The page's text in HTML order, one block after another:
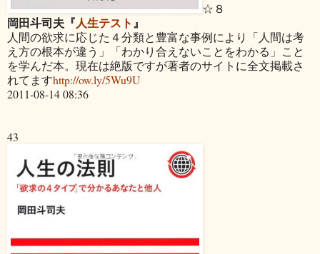
☆８
岡田斗司夫『人生テスト』
人間の欲求に応じた４分類と豊富な事例により「人間は考
え方の根本が違う」「わかり合えないことをわかる」こと
を学んだ本。現在は絶版ですが著者のサイトに全文掲載さ
れてますhttp://ow.ly/5Wu9U
2011-08-14 08:36
43